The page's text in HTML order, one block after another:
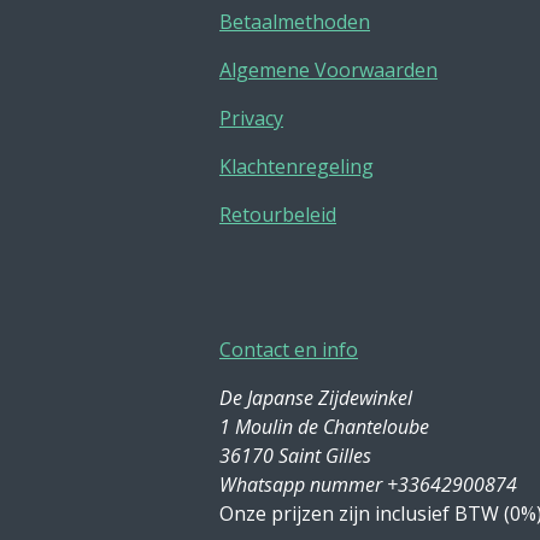
Betaalmethoden
Algemene Voorwaarden
Privacy
Klachtenregeling
Retourbeleid
Contact en info
De Japanse Zijdewinkel
1 Moulin de Chanteloube
36170 Saint Gilles
Whatsapp nummer +33642900874
Onze prijzen zijn inclusief BTW